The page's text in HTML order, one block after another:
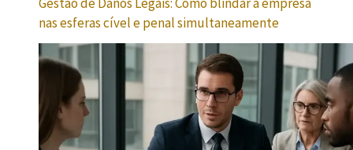
nas esferas cível e penal simultaneamente